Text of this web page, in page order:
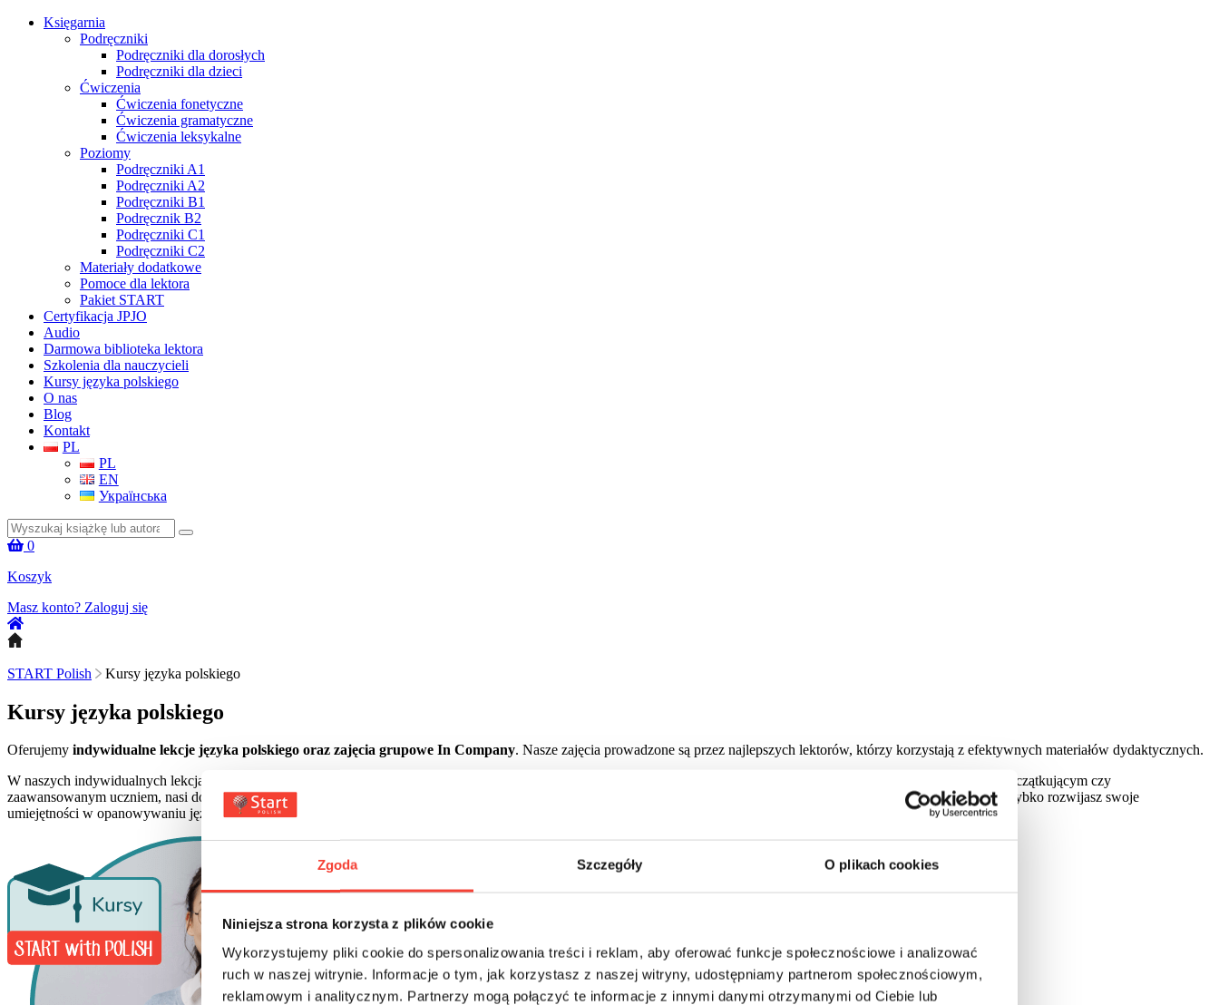
Zgoda Szczegóły O plikach cookies
Niniejsza strona korzysta z plików cookie
Wykorzystujemy pliki cookie do spersonalizowania treści i reklam, aby oferować funkcje społecznościowe i analizować
ruch w naszej witrynie. Informacje o tym, jak korzystasz z naszej witryny, udostępniamy partnerom społecznościowym,
reklamowym i analitycznym. Partnerzy mogą połączyć te informacje z innymi danymi otrzymanymi od Ciebie lub
Księgarnia
Podręczniki
Podręczniki dla dorosłych
Podręczniki dla dzieci
Ćwiczenia
Ćwiczenia fonetyczne
Ćwiczenia gramatyczne
Ćwiczenia leksykalne
Poziomy
Podręczniki A1
Podręczniki A2
Podręczniki B1
Podręcznik B2
Podręczniki C1
Podręczniki C2
Materiały dodatkowe
Pomoce dla lektora
Pakiet START
Certyfikacja JPJO
Audio
Darmowa biblioteka lektora
Szkolenia dla nauczycieli
Kursy języka polskiego
O nas
Blog
Kontakt
PL
PL
EN
Українська
Szukaj:
0
Koszyk
Masz konto? Zaloguj się
START Polish Kursy języka polskiego
Kursy języka polskiego
Oferujemy indywidualne lekcje języka polskiego oraz zajęcia grupowe In Company. Nasze zajęcia prowadzone są przez najlepszych lektorów, którzy korzystają z efektywnych materiałów dydaktycznych.
W naszych indywidualnych lekcjach zapewniamy spersonalizowane podejście, dostosowane do konkretnych potrzeb i celów każdego ucznia. Niezależnie od tego, czy jesteś początkującym czy
zaawansowanym uczniem, nasi doświadczeni lektorzy dostosują lekcje do Twojego poziomu zaawansowania i stylu nauki. Dzięki temu otrzymujesz skoncentrowaną naukę i szybko rozwijasz swoje
umiejętności w opanowywaniu języka polskiego.